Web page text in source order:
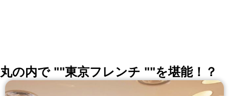
丸の内で ""東京フレンチ ""を堪能！？